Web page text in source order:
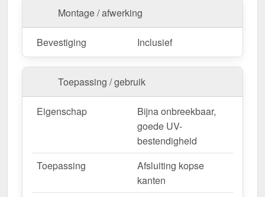
Montage / afwerking
Bevestiging Inclusief
Toepassing / gebruik
Eigenschap
Bijna onbreekbaar,
goede UV-
bestendigheid
Toepassing
Afsluiting kopse
kanten